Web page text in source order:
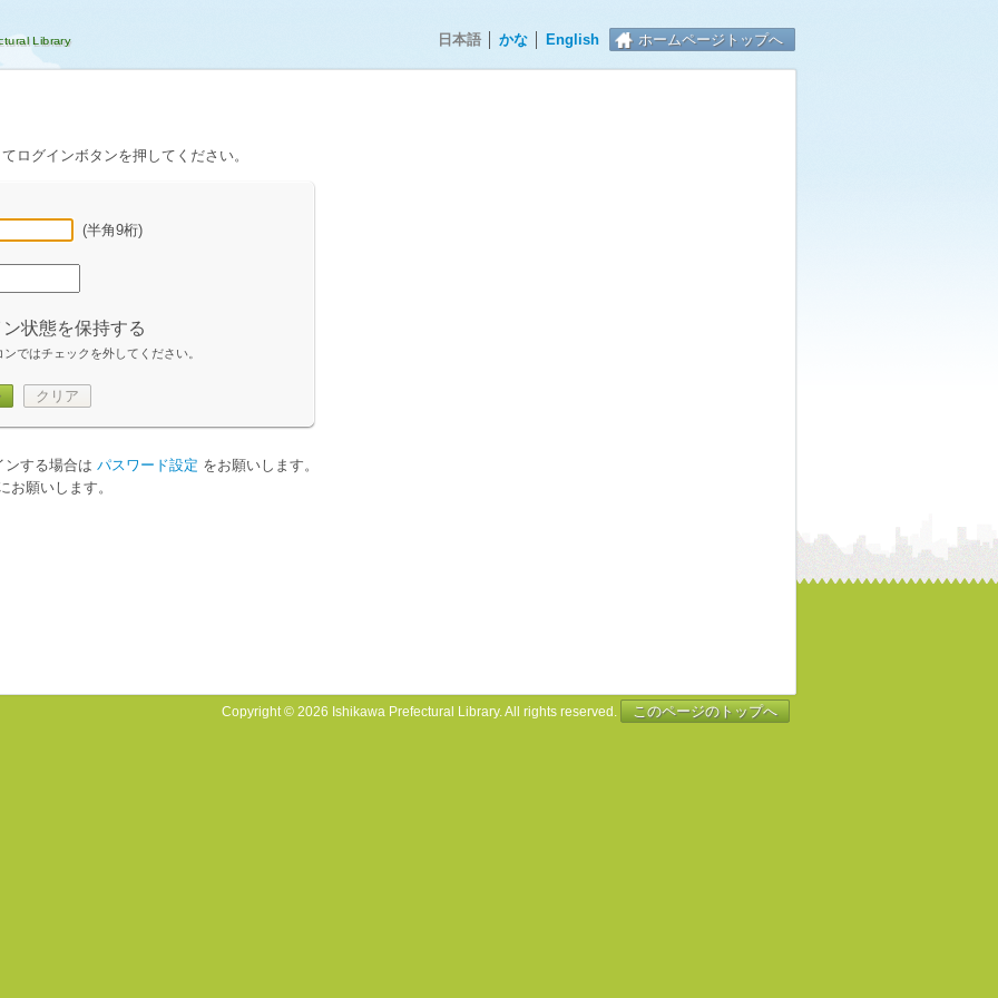
日本語 かな English ホームページトップへ
ログインボタンを押してください。
(半角9桁)
状態を保持する
ではチェックを外してください。
クリア
ンする場合は パスワード設定 をお願いします。
お願いします。
Copyright © 2026 Ishikawa Prefectural Library. All rights reserved. このページのトップへ